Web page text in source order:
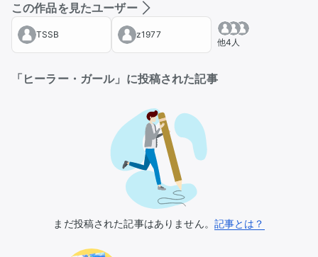
この作品を見たユーザー
TSSB z1977
他4人
「ヒーラー・ガール」に投稿された記事
まだ投稿された記事はありません。 記事とは？